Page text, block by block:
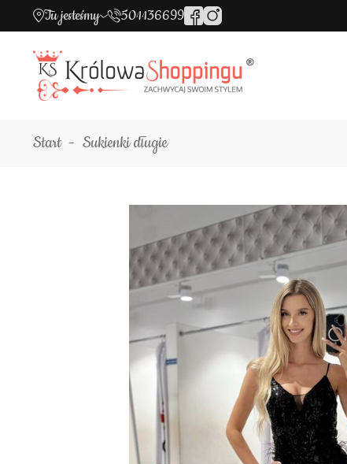
Tu jesteśmy 501136699
Start Sukienki długie